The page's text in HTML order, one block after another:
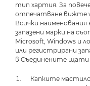
тип хартия. За
отпечатване вижте
Всички наименования
запазени марки на
Microsoft, Windows и
или регистрирани
в Съединените щати
Капките